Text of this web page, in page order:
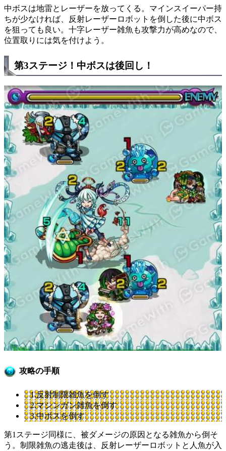
中ボスは地雷とレーザーを放ってくる。マインスイーパー持
ちが少なければ、反射レーザーロボットを倒した後に中ボス
を狙っても良い。十字レーザー雑魚も攻撃力が高めなので、
位置取りには気を付けよう。
第3ステージ！中ボスは後回し！
攻略の手順
1.反射制限雑魚を倒す
2.マシンガン雑魚を倒す
3.中ボスを倒す
第1ステージ同様に、被ダメージの原因となる雑魚から倒そ
う。制限雑魚の逃走後は、反射レーザーロボットと人魚が入